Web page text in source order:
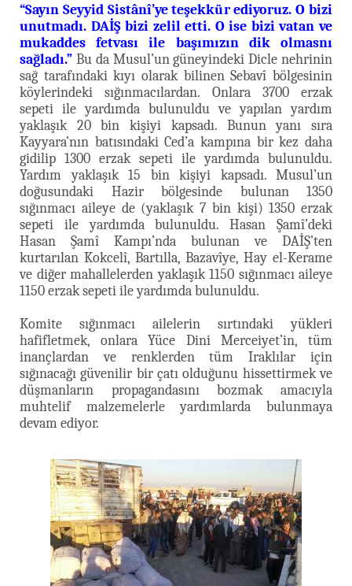
“Sayın Seyyid Sistânî’ye teşekkür ediyoruz. O bizi
unutmadı. DAİŞ bizi zelil etti. O ise bizi vatan ve
mukaddes fetvası ile başımızın dik olmasnı
sağladı.” Bu da Musul’un güneyindeki Dicle nehrinin
sağ tarafındaki kıyı olarak bilinen Sebavî bölgesinin
köylerindeki sığınmacılardan. Onlara 3700 erzak
sepeti ile yardımda bulunuldu ve yapılan yardım
yaklaşık 20 bin kişiyi kapsadı. Bunun yanı sıra
Kayyara’nın batısındaki Ced’a kampına bir kez daha
gidilip 1300 erzak sepeti ile yardımda bulunuldu.
Yardım yaklaşık 15 bin kişiyi kapsadı. Musul’un
doğusundaki Hazir bölgesinde bulunan 1350
sığınmacı aileye de (yaklaşık 7 bin kişi) 1350 erzak
sepeti ile yardımda bulunuldu. Hasan Şamî’deki
Hasan Şamî Kampı’nda bulunan ve DAİŞ’ten
kurtarılan Kokcelî, Bartılla, Bazavîye, Hay el-Kerame
ve diğer mahallelerden yaklaşık 1150 sığınmacı aileye
1150 erzak sepeti ile yardımda bulunuldu.
Komite sığınmacı ailelerin sırtındaki yükleri
hafifletmek, onlara Yüce Dini Merceiyet’in, tüm
inançlardan ve renklerden tüm Iraklılar için
sığınacağı güvenilir bir çatı olduğunu hissettirmek ve
düşmanların propagandasını bozmak amacıyla
muhtelif malzemelerle yardımlarda bulunmaya
devam ediyor.